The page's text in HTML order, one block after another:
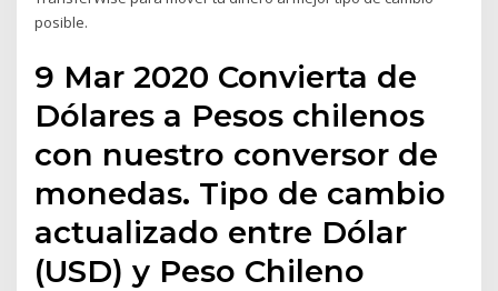
posible.
9 Mar 2020 Convierta de
Dólares a Pesos chilenos
con nuestro conversor de
monedas. Tipo de cambio
actualizado entre Dólar
(USD) y Peso Chileno